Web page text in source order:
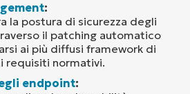
:
la postura di sicurezza degli
il patching automatico
ai più diffusi framework di
requisiti normativi.
endpoint: